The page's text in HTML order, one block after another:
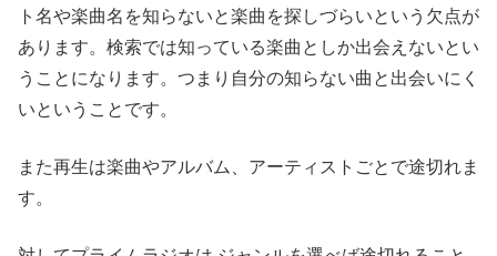
ト名や楽曲名を知らないと楽曲を探しづらいという欠点が
あります。検索では知っている楽曲としか出会えないとい
うことになります。つまり自分の知らない曲と出会いにく
いということです。
また再生は楽曲やアルバム、アーティストごとで途切れま
す。